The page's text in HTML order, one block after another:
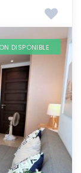
DISPONIBLE